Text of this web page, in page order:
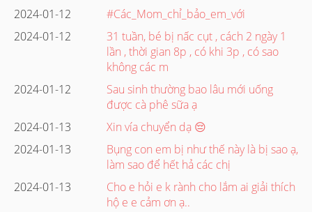
2024-01-12
#Các_Mom_chỉ_bảo_em_với
2024-01-12
31 tuần, bé bị nấc cụt , cách 2 ngày 1
lần , thời gian 8p , có khi 3p , có sao
không các m
2024-01-12
Sau sinh thường bao lâu mới uống
được cà phê sữa ạ
2024-01-13
Xin vía chuyển dạ 😔
2024-01-13
Bụng con em bị như thế này là bị sao ạ,
làm sao để hết hả các chị
2024-01-13
Cho e hỏi e k rành cho lắm ai giải thích
hộ e e cảm ơn ạ..